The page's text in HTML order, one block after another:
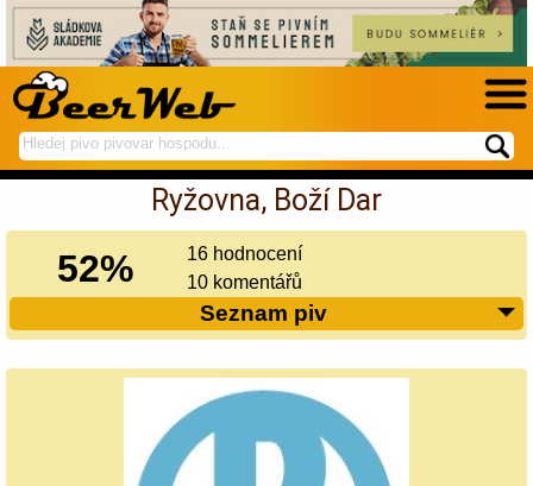
hledej
na
spustí
hledání
Ryžovna, Boží Dar
52%
16 hodnocení
10 komentářů
Seznam piv